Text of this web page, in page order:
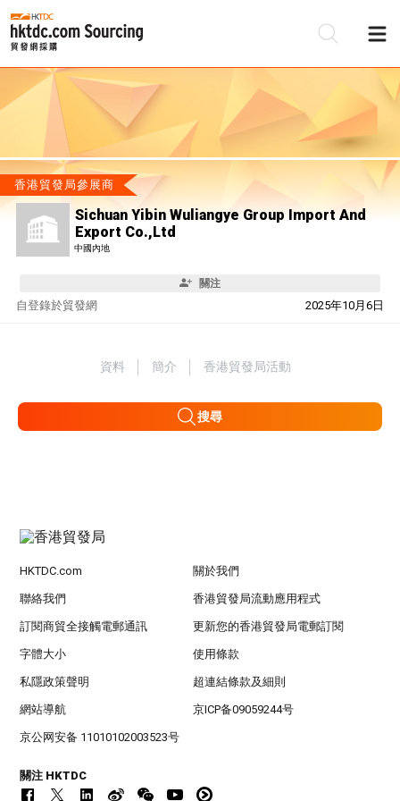
香港貿發局參展商
Sichuan Yibin Wuliangye Group Import And
Export Co.,Ltd
中國內地
關注
自 2025年10月6日
登錄於貿發網
資料 簡介 香港貿發局活動
搜尋
HKTDC.com 關於我們
聯絡我們 香港貿發局流動應用程式
訂閱商貿全接觸電郵通訊 更新您的香港貿發局電郵訂閱
字體大小 使用條款
私隱政策聲明 超連結條款及細則
網站導航 京ICP备09059244号
京公网安备 11010102003523号
關注 HKTDC